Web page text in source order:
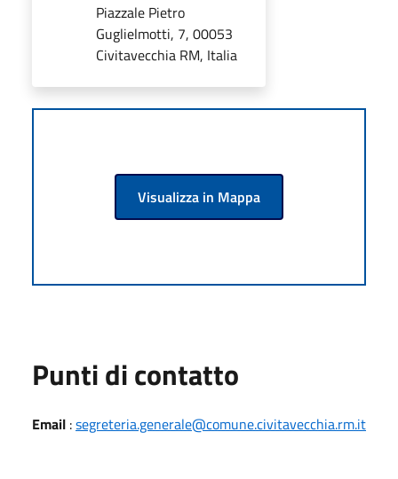
Piazzale Pietro
Guglielmotti, 7, 00053
Civitavecchia RM, Italia
Visualizza in Mappa
Punti di contatto
Email :segreteria.generale@comune.civitavecchia.rm.it